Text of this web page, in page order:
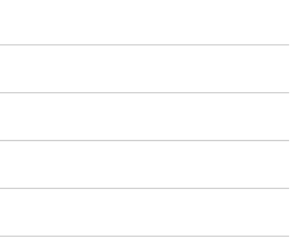
す無効、動きを止める無効、動き
効、ワープ無効、古代の呪い無効
くの妨害無効を持っているのは小
だイルカ娘、ドリュウ、ケロ助、
を相手には活かせることもありま
たときには一撃で葬られることも
はそこまで多くありません。